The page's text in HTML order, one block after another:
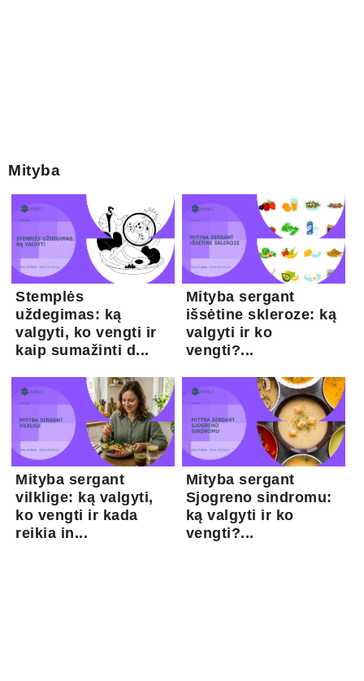
Mityba
Stemplės
uždegimas: ką
valgyti, ko vengti ir
kaip sumažinti d...
Mityba sergant
išsėtine skleroze: ką
valgyti ir ko
vengti?...
Mityba sergant
vilklige: ką valgyti,
ko vengti ir kada
reikia in...
Mityba sergant
Sjogreno sindromu:
ką valgyti ir ko
vengti?...